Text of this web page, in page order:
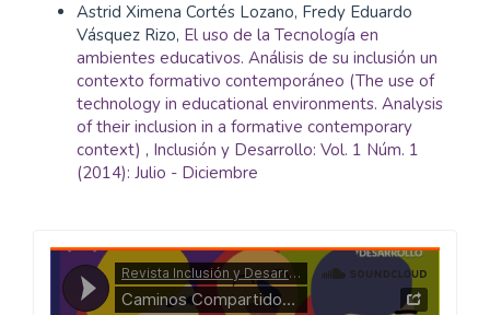
Astrid Ximena Cortés Lozano, Fredy Eduardo
Vásquez Rizo, El uso de la Tecnología en
ambientes educativos. Análisis de su inclusión un
contexto formativo contemporáneo (The use of
technology in educational environments. Analysis
of their inclusion in a formative contemporary
context) , Inclusión y Desarrollo: Vol. 1 Núm. 1
(2014): Julio - Diciembre
Caminos
Compartidos